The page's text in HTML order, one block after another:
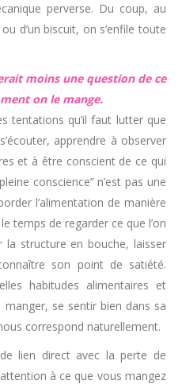
perverse. Du coup, au
d’un biscuit, on s’enfile toute
moins une question de ce
on le mange.
tentations qu’il faut lutter que
apprendre à observer
et à être conscient de ce qui
conscience” n’est pas une
l’alimentation de manière
temps de regarder ce que l’on
structure en bouche, laisser
son point de satiété.
habitudes alimentaires et
se sentir bien dans sa
correspond naturellement.
lien direct avec la perte de
à ce que vous mangez